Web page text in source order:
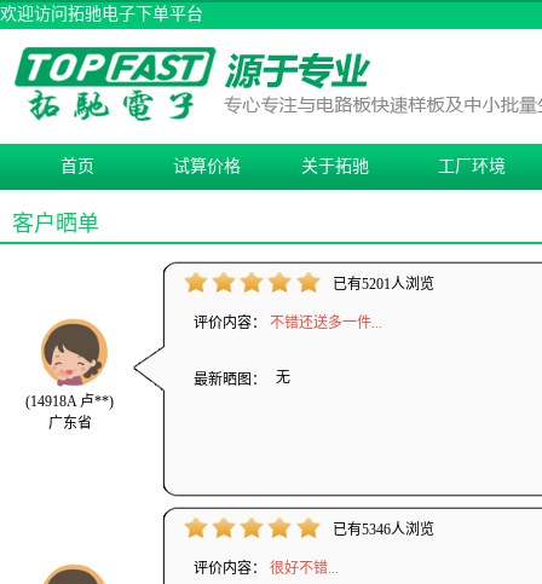
欢迎访问拓驰电子下单平台
首页 试算价格 关于拓驰 工厂环境
客户晒单
(14918A 卢**)
广东省
已有5201人浏览
评价内容： 不错还送多一件...
最新晒图： 无
已有5346人浏览
评价内容： 很好不错...